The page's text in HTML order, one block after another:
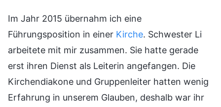
Im Jahr 2015 übernahm ich eine
Führungsposition in einer Kirche. Schwester Li
arbeitete mit mir zusammen. Sie hatte gerade
erst ihren Dienst als Leiterin angefangen. Die
Kirchendiakone und Gruppenleiter hatten wenig
Erfahrung in unserem Glauben, deshalb war ihr